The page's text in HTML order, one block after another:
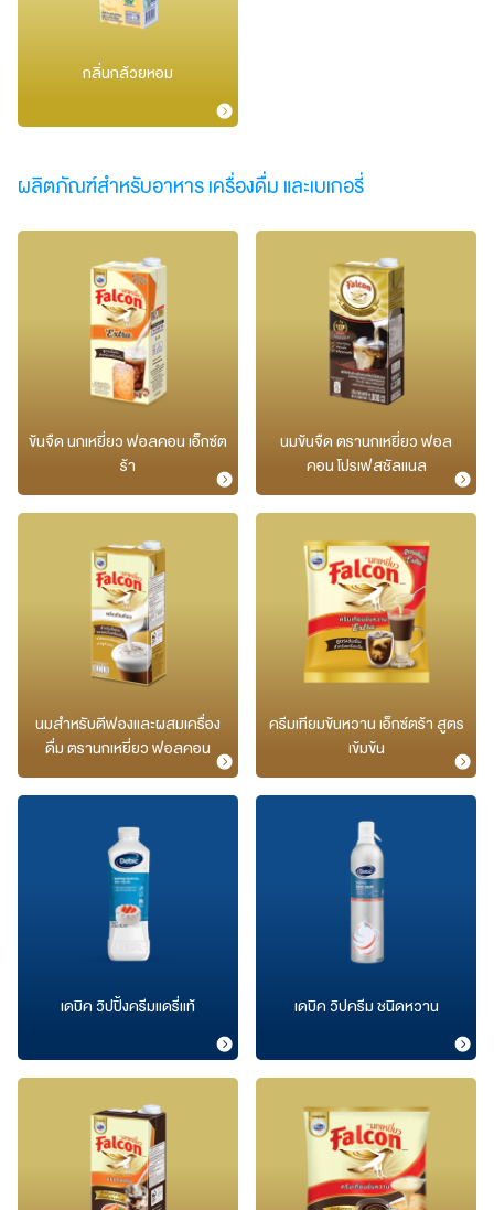
กลิ่นกล้วยหอม
ผลิตภัณฑ์สำหรับอาหาร เครื่องดื่ม และเบเกอรี่​
ข้นจืด นกเหยี่ยว ฟอลคอน เอ็กซ์ต
ร้า
นมข้นจืด ตรานกเหยี่ยว ฟอล
คอน โปรเฟสชัลแนล​
นมสำหรับตีฟองและผสมเครื่อง
ดื่ม ตรานกเหยี่ยว ฟอลคอน
ครีมเทียมข้นหวาน เอ็กซ์ตร้า สูตร
เข้มข้น​
เดบิค วิปปิ้งครีมแดรี่แท้ เดบิค วิปครีม ชนิดหวาน​